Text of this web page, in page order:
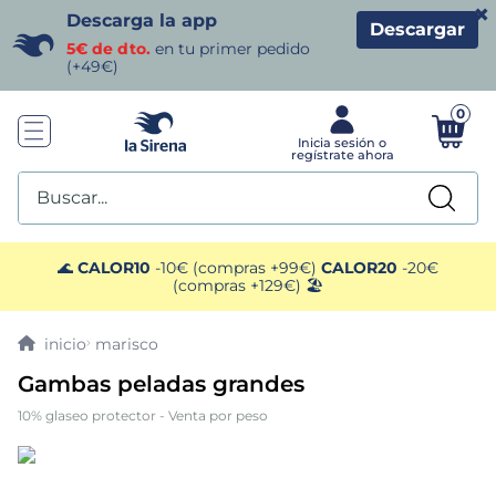
Descarga la app
5€ de dto. en tu primer pedido
(+49€)
Descargar
×
0
Buscar...
🌊 CALOR10 -10€ (compras +99€) CALOR20 -20€
(compras +129€) 🏖️
marisco
Gambas peladas grandes
10% glaseo protector - Venta por peso
TÉRMINOS MÁS BUSCADOS
1. helados sirena
3. patatas